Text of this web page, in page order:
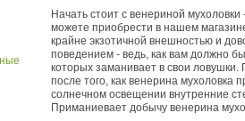
Начать стоит с венериной
можете приобрести в нашем
крайне экзотичной внешностью и
поведением - ведь, как вам должно
которых заманивает в свои
после того, как венерина
солнечном освещении внутренние
Приманиевает добычу венерина